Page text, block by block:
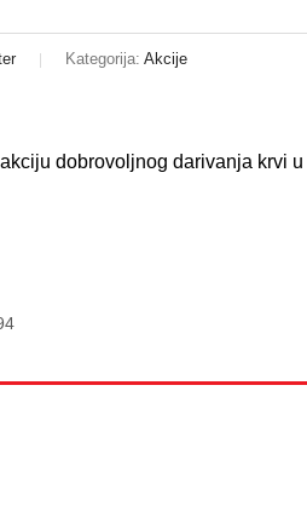
Kategorija: Akcije
dobrovoljnog darivanja